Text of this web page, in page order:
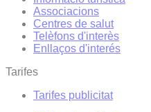
Associacions
Centres de salut
Telèfons d'interès
Enllaços d'interés
Tarifes
Tarifes publicitat